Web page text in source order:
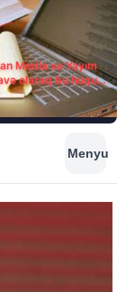
Media və Yayım
olaraq bu hüquq
də verilib
Menyu